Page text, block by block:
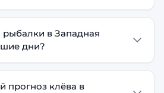
рыбалки в Западная
дни?
прогноз клёва в